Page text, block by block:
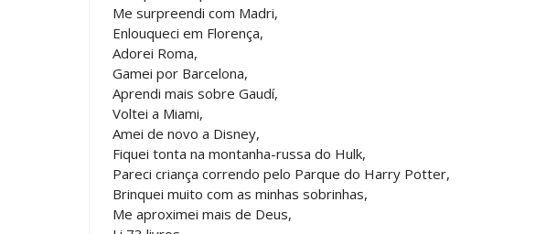
Me surpreendi com Madri,
Enlouqueci em Florença,
Adorei Roma,
Gamei por Barcelona,
Aprendi mais sobre Gaudí,
Voltei a Miami,
Amei de novo a Disney,
Fiquei tonta na montanha-russa do Hulk,
Pareci criança correndo pelo Parque do Harry Potter,
Brinquei muito com as minhas sobrinhas,
Me aproximei mais de Deus,